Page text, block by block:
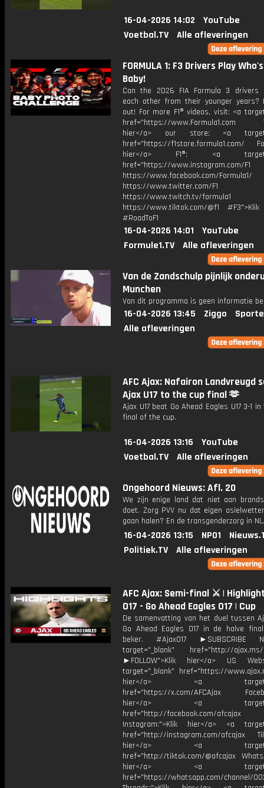
16-04-2026 14:02
YouTube
Voetbal.TV
Alle afleveringen
FORMULA 1: F3 Drivers Play
Baby!
Can the 2026 FIA Formula 3 drivers
each other from their younger years?
out! For more F1® videos, visit: <a
href="https://www.Formula1.com
hier</a> our store: <a
href="https://f1store.formula1.com/
hier</a> F1®: <a
href="https://www.instagram.com/F1
https://www.facebook.com/Formula1/
https://www.twitter.com/F1
https://www.twitch.tv/formula1
https://www.tiktok.com/@f1
#RoadToF1
16-04-2026 14:01
YouTube
Formule1.TV
Alle afleveringen
Van de Zandschulp pijnlijk
Munchen
Van dit programma is geen informatie
16-04-2026 13:45 Ziggo
Alle afleveringen
AFC Ajax: Nafairon Landvreugd
Ajax U17 to the cup final 🫶
Ajax U17 beat Go Ahead Eagles U17 3-1
final of the cup.
16-04-2026 13:16
YouTube
Voetbal.TV
Alle afleveringen
Ongehoord Nieuws: Afl. 20
We zijn enige land dat niet aan
doet. Zorg PVV nu dat eigen
gaan halen? En de transgenderzorg in NL.
16-04-2026 13:15 NPO1
Politiek.TV
Alle afleveringen
AFC Ajax: Semi-final ⚔️ |
O17 - Go Ahead Eagles O17 | Cup
De samenvatting van het duel tussen
Go Ahead Eagles O17 in de halve
beker. #AjaxO17 ►SUBSCRIBE
target="_blank" href="http://ajax.ms/
►FOLLOW">Klik hier</a> US
target="_blank" href="https://
hier</a> <a
href="https://x.com/AFCAjax
hier</a> <a
href="http://facebook.com/afcajax
Instagram:">Klik hier</a> <a
href="http://instagram.com/afcajax
hier</a> <a
href="http://tiktok.com/@afcajax
hier</a> <a
href="https://whatsapp.com/channel/